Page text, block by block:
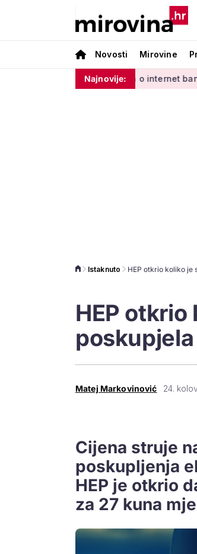
Novosti Mirovine
Najnovije:
Od učenja o internet bankarstvu do
Istaknuto
HEP otkrio
Matej Markovinović 24.
Cijena struje
poskupljenja
HEP je otkrio
za 27 kuna